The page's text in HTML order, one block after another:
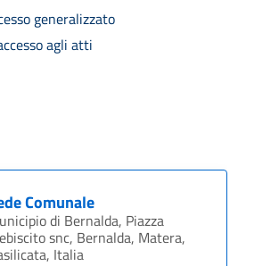
generalizzato
agli atti
Comunale
di Bernalda, Piazza
snc, Bernalda, Matera,
Italia